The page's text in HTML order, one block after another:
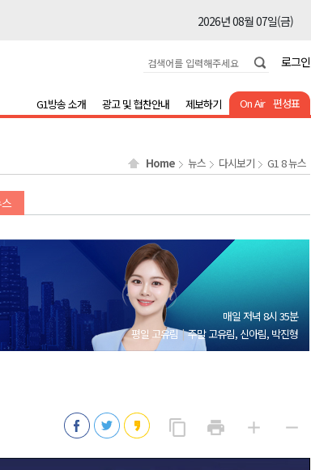
2026년 08월 07일(금)
2026년 08월 07일(금)
2026년 08월 07일(금)
2026년 08월 07일(금)
2026년 08월 07일(금)
2026년 08월 07일(금)
2026년 08월 07일(금)
2026년 08월 07일(금)
2026년 08월 07일(금)
2026년 08월 07일(금)
로그인
On Air 편성표
G1방송 소개 광고 및 협찬안내 제보하기
Home 뉴스 다시보기 G1 8 뉴스
매일 저녁 8시 35분
평일 고유림
주말 고유림, 신아림, 박진형
content_copy
사
print add
게
remove
게